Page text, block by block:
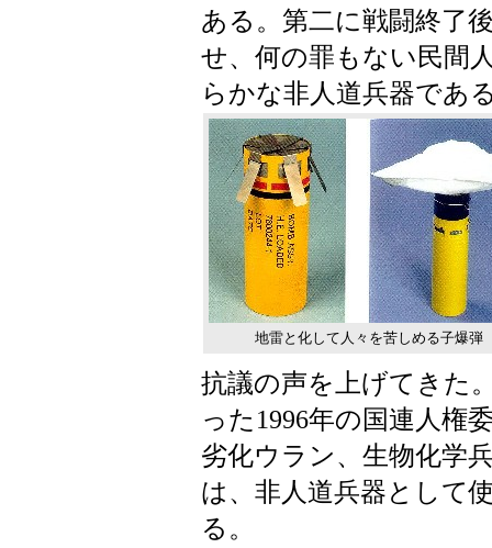
ある。第二に戦闘終了
せ、何の罪もない民間
らかな非人道兵器であ
地雷と化して人々を苦しめる子爆弾
抗議の声を上げてきた
った1996年の国連人権
劣化ウラン、生物化学
は、非人道兵器として
る。